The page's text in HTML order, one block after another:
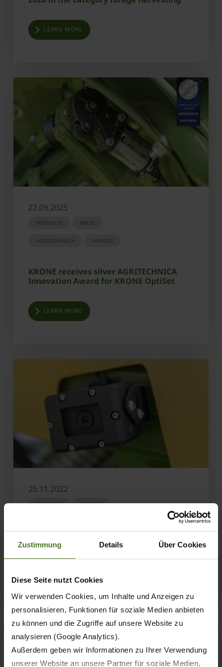
Zustimmung Details Über Cookies
Diese Seite nutzt Cookies
Wir verwenden Cookies, um Inhalte und Anzeigen zu
personalisieren, Funktionen für soziale Medien anbieten
zu können und die Zugriffe auf unsere Website zu
analysieren (Google Analytics).
Außerdem geben wir Informationen zu Ihrer Verwendung
unserer Website an unsere Partner für soziale Medien,
LEARN MORE
22.09.2025
PRODUCTS PRESS
AGRITECHNICA AWARDS
KRONE receives silver AGRITECHNICA
Innovation Award for KRONE OptiSet
LEARN MORE
25.11.2022
PRODUCTS AWARDS
All current KRONE front mowers with
DLG-certified cameras now